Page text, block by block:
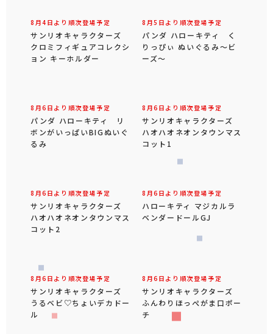
8月4日より順次登場予定
サンリオキャラクターズ
クロミフィギュアコレクシ
ョン キーホルダー
8月5日より順次登場予定
パンダ ハローキティ く
りっぴぃ ぬいぐるみ～ビ
ーズ～
8月6日より順次登場予定
パンダ ハローキティ リ
ボンがいっぱいBIGぬいぐ
るみ
8月6日より順次登場予定
サンリオキャラクターズ
ハオハオネオンタウンマス
8月6日より順次登場予定
サンリオキャラクターズ
ハオハオネオンタウンマス
コット2
8月6日より順次登場予定
ハローキティ マジカルラ
ベンダードールGJ